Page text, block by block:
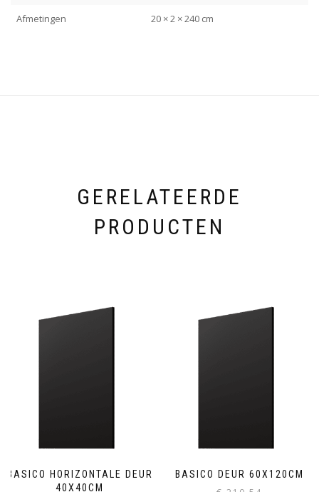
Afmetingen 20 × 2 × 240 cm
GERELATEERDE
PRODUCTEN
BASICO HORIZONTALE DEUR
40X40CM
BASICO DEUR 60X120CM